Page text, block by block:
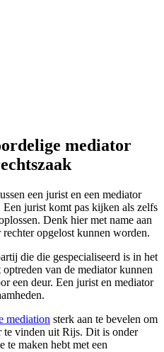
mediator
een jurist en een mediator
Een jurist komt pas kijken als zelfs
Denk hier met name aan
opgelost kunnen worden.
die die gespecialiseerd is in het
van de mediator kunnen
een deur. Een jurist en mediator
mediation sterk aan te bevelen om
te vinden uit Rijs. Dit is onder
te maken hebt met een